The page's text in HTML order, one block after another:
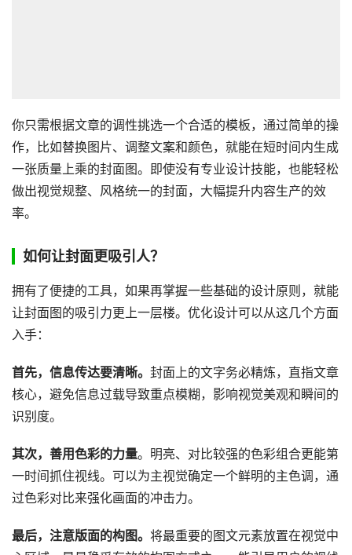
你只需根据文章的调性挑选一个合适的模板，通过简单的操
作，比如替换图片、调整文案和颜色，就能在短时间内生成
一张质量上乘的封面图。即使没有专业设计技能，也能轻松
做出视觉规整、风格统一的封面，大幅提升内容生产的效
率。
如何让封面更吸引人？
拥有了便捷的工具，如果再掌握一些基础的设计原则，就能
让封面图的吸引力更上一层楼。优化设计可以从这几个方面
入手：
首先，信息传达要清晰。 封面上的文字务必精炼，直指文章
核心，避免信息过载导致重点模糊，影响视觉美观和瞬间的
识别度。
其次，善用色彩的力量。明亮、对比较强的色彩组合更能第
一时间抓住视线。可以为主视觉确定一个鲜明的主色调，通
过色彩对比来强化画面的冲击力。
最后，注意版面的构图。 将最重要的图文元素放置在视觉中